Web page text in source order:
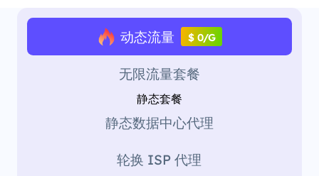
动态流量 $ 0/G
无限流量套餐
静态套餐
静态数据中心代理
轮换 ISP 代理